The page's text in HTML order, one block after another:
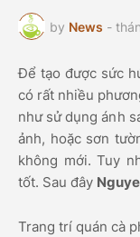
by News -
Để tạo được sức
có rất nhiều
như sử dụng ánh
ảnh, hoặc sơn
không mới. Tuy
tốt. Sau đây
Trang trí quán cà